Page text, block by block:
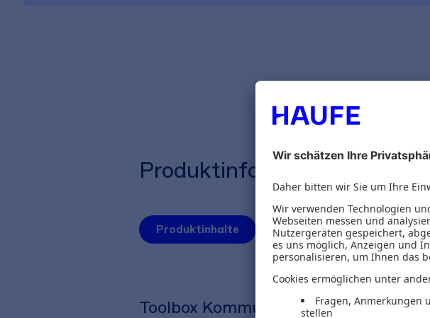
Produktinformationen
Produktinhalte Autoren
Toolbox Kommunikation